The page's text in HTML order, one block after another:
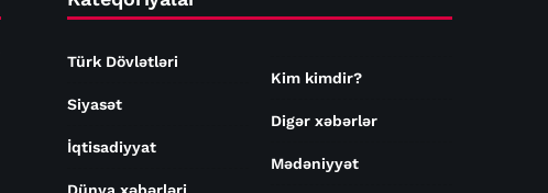
Türk Dövlətləri
Siyasət
İqtisadiyyat
Kim kimdir?
Digər xəbərlər
Mədəniyyət